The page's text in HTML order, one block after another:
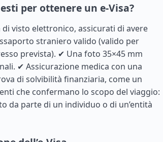
per ottenere un e-Visa?
visto elettronico, assicurati di avere
straniero valido (valido per
prevista). ✔ Una foto 35×45 mm
✔ Assicurazione medica con una
di solvibilità finanziaria, come un
che confermano lo scopo del viaggio:
da parte di un individuo o di un’entità